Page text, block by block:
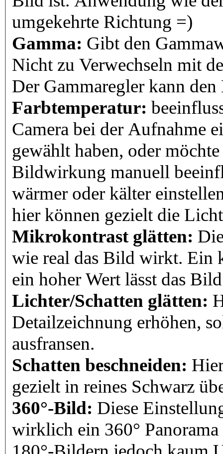
umgekehrte Richtung =)
Gamma: Gibt den
Nicht zu Verwechseln mit
Der Gammaregler kann
Farbtemperatur:
Camera bei der Aufnahme
gewählt haben, oder
Bildwirkung manuell
wärmer oder kälter
hier können gezielt die
Mikrokontrast glätten:
wie real das Bild wirkt. Ein
ein hoher Wert lässt das
Lichter/Schatten glätten:
Detailzeichnung erhöhen,
ausfransen.
Schatten beschneiden:
gezielt in reines Schwarz
360°-Bild: Diese
wirklich ein 360°